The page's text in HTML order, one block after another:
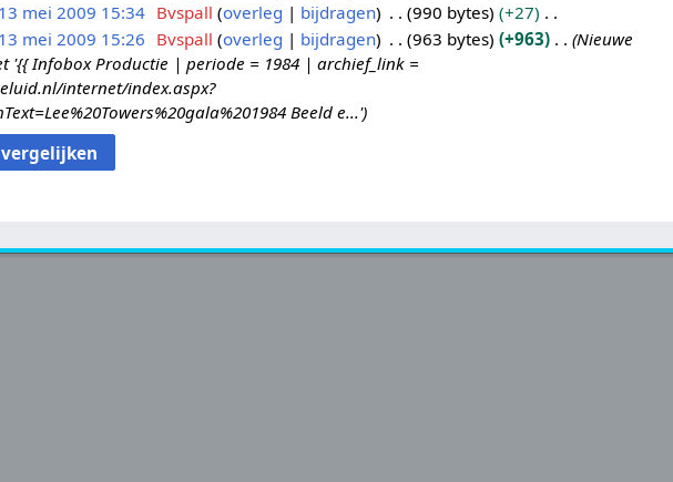
13 mei 2009 15:34 Bvspall overleg bijdragen 990 bytes
+27
13 mei 2009 15:26 Bvspall overleg bijdragen 963 bytes +963
Nieuwe
'{{ Infobox Productie | periode = 1984 | archief_link =
internet/index.aspx?
Beeld e...'